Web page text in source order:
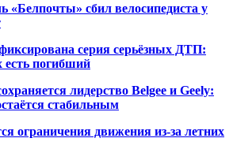
«Белпочты» сбил велосипедиста у
серия серьёзных ДТП:
есть погибший
лидерство Belgee и Geely:
стабильным
ограничения движения из-за летних